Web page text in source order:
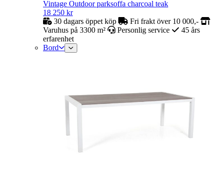
Vintage Outdoor parksoffa charcoal teak
18 250 kr
30 dagars öppet köp
Fri frakt över 10 000,-
Varuhus på 3300 m²
Personlig service
45 års
erfarenhet
Bord